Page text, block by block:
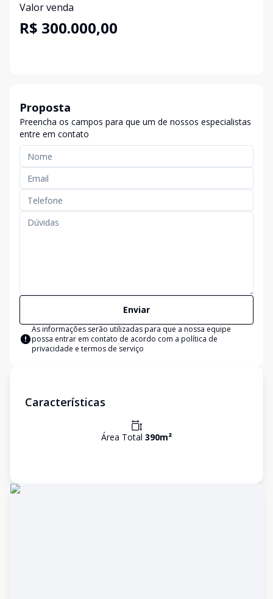
Valor venda
R$ 300.000,00
Proposta
Preencha os campos para que um de nossos especialistas
entre em contato
Enviar
As informações serão utilizadas para que a nossa equipe
possa entrar em contato de acordo com a política de
privacidade e termos de serviço
Características
Área Total 390m²